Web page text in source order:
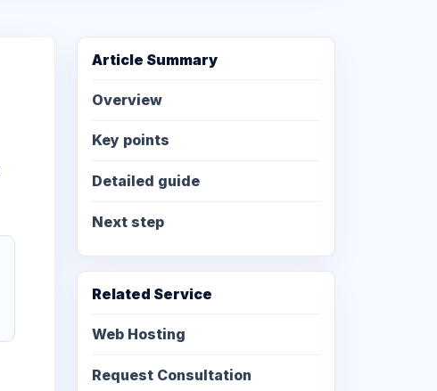
Article Summary
Overview
Key points
Detailed guide
Next step
Related Service
Web Hosting
Request Consultation